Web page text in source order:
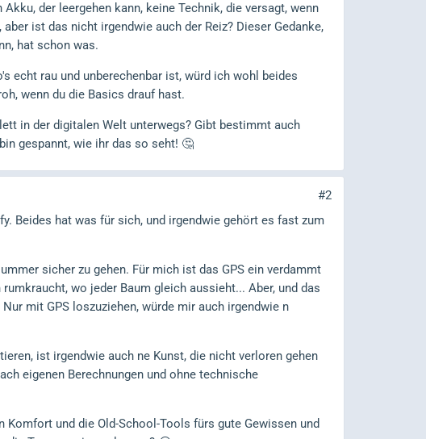
der leergehen kann, keine Technik, die versagt, wenn
ist das nicht irgendwie auch der Reiz? Dieser Gedanke,
hat schon was.
echt rau und unberechenbar ist, würd ich wohl beides
wenn du die Basics drauf hast.
in der digitalen Welt unterwegs? Gibt bestimmt auch
gespannt, wie ihr das so seht! 🤔
#2
Beides hat was für sich, und irgendwie gehört es fast zum
sicher zu gehen. Für mich ist das GPS ein verdammt
wo jeder Baum gleich aussieht... Aber, und das
mit GPS loszuziehen, würde mir auch irgendwie n
ist irgendwie auch ne Kunst, die nicht verloren gehen
eigenen Berechnungen und ohne technische
und die Old-School-Tools fürs gute Gewissen und